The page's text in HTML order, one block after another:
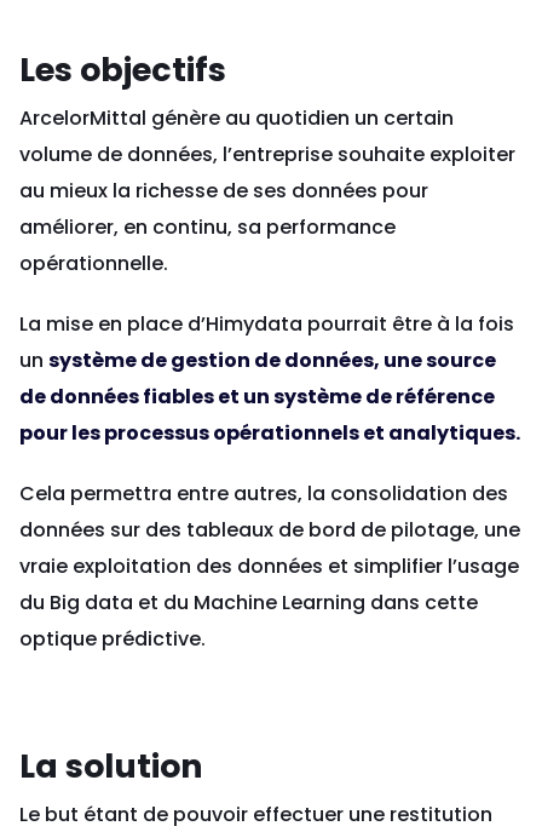
Les objectifs
ArcelorMittal génère au quotidien un certain
volume de données, l’entreprise souhaite exploiter
au mieux la richesse de ses données pour
améliorer, en continu, sa performance
opérationnelle.
La mise en place d’Himydata pourrait être à la fois
un système de gestion de données, une source
de données fiables et un système de référence
pour les processus opérationnels et analytiques.
Cela permettra entre autres, la consolidation des
données sur des tableaux de bord de pilotage, une
vraie exploitation des données et simplifier l’usage
du Big data et du Machine Learning dans cette
optique prédictive.
La solution
Le but étant de pouvoir effectuer une restitution